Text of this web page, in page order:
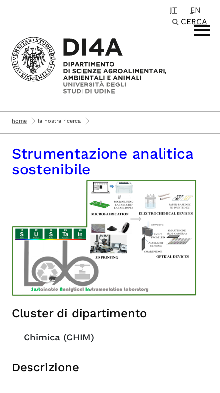
IT
EN
CERCA
home la nostra ricerca
sezioni e gruppi di ricerca - pagina in aggiornamento -
Strumentazione analitica
sostenibile
Cluster di dipartimento
Chimica (CHIM)
Descrizione